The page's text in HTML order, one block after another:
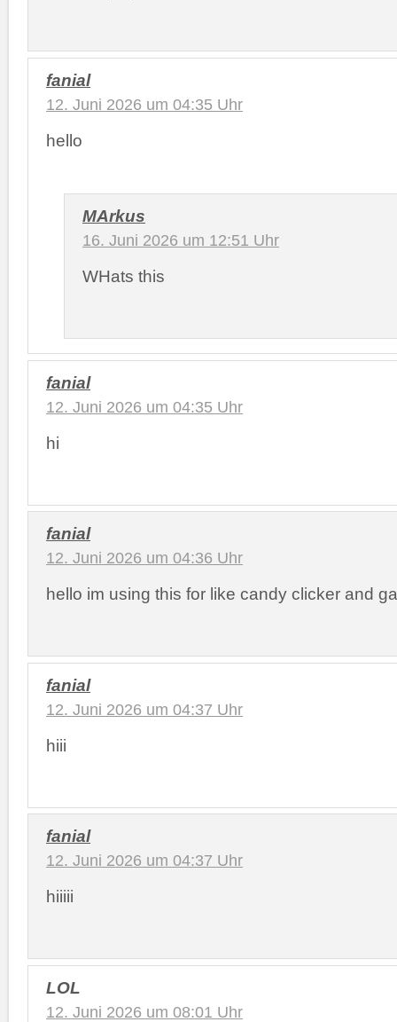
fanial
12. Juni 2026 um 04:35 Uhr
hello
MArkus
16. Juni 2026 um 12:51 Uhr
WHats this
fanial
12. Juni 2026 um 04:35 Uhr
hi
fanial
12. Juni 2026 um 04:36 Uhr
hello im using this for like candy clicker and
fanial
12. Juni 2026 um 04:37 Uhr
hiii
fanial
12. Juni 2026 um 04:37 Uhr
hiiiii
LOL
12. Juni 2026 um 08:01 Uhr